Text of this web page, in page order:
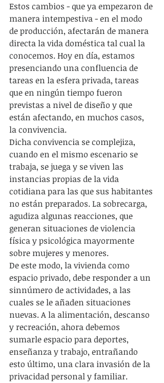
Estos cambios - que ya empezaron de
manera intempestiva - en el modo
de producción, afectarán de manera
directa la vida doméstica tal cual la
conocemos. Hoy en día, estamos
presenciando una confluencia de
tareas en la esfera privada, tareas
que en ningún tiempo fueron
previstas a nivel de diseño y que
están afectando, en muchos casos,
la convivencia.
Dicha convivencia se complejiza,
cuando en el mismo escenario se
trabaja, se juega y se viven las
instancias propias de la vida
cotidiana para las que sus habitantes
no están preparados. La sobrecarga,
agudiza algunas reacciones, que
generan situaciones de violencia
física y psicológica mayormente
sobre mujeres y menores.
De este modo, la vivienda como
espacio privado, debe responder a un
sinnúmero de actividades, a las
cuales se le añaden situaciones
nuevas. A la alimentación, descanso
y recreación, ahora debemos
sumarle espacio para deportes,
enseñanza y trabajo, entrañando
esto último, una clara invasión de la
privacidad personal y familiar.